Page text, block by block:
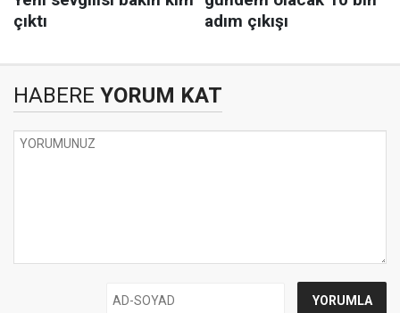
HABERE YORUM KAT